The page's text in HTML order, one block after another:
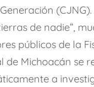
(CJNG).
de nadie”,
públicos de la
de Michoacán se
a